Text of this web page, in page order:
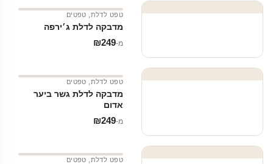
טפט לדלת טפטים
מדבקה לדלת ג׳ירפה
מ‑ ₪249
טפט לדלת טפטים
מדבקה לדלת גשר ביער
אדום
מ‑ ₪249
טפט לדלת טפטים